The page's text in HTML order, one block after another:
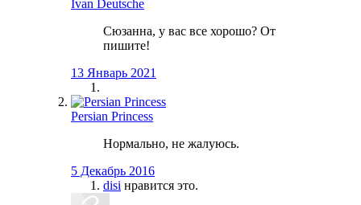
Ivan Deutsche
Сюзанна, у вас все хорошо? От
пишите!
13 Январь 2021
Persian Princess
Нормально, не жалуюсь.
5 Декабрь 2016
disi нравится это.